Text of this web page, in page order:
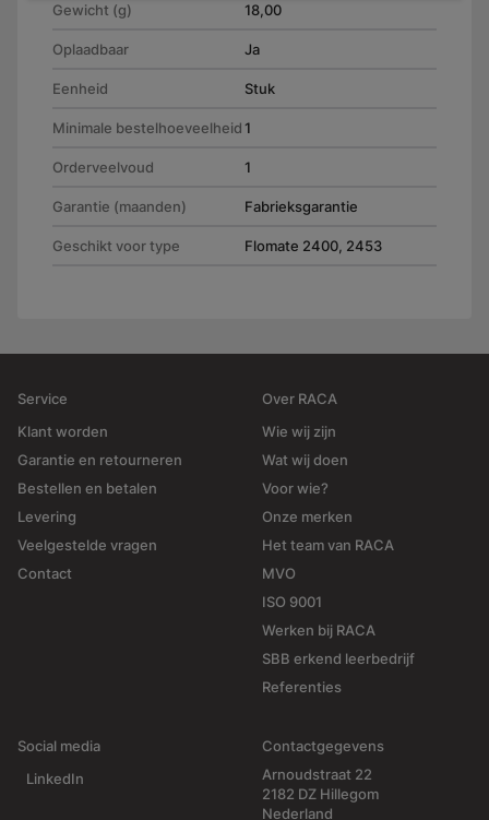
Gewicht (g) 18,00
Oplaadbaar Ja
Eenheid Stuk
Minimale bestelhoeveelheid1
Orderveelvoud 1
Garantie (maanden) Fabrieksgarantie
Geschikt voor type Flomate 2400, 2453
Service
Klant worden
Garantie en retourneren
Bestellen en betalen
Levering
Veelgestelde vragen
Contact
Over RACA
Wie wij zijn
Wat wij doen
Voor wie?
Onze merken
Het team van RACA
MVO
ISO 9001
Werken bij RACA
SBB erkend leerbedrijf
Referenties
Social media
LinkedIn
Contactgegevens
Arnoudstraat 22
2182 DZ Hillegom
Nederland